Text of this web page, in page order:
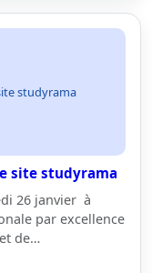
studyrama
site studyrama
26 janvier à
par excellence
de…